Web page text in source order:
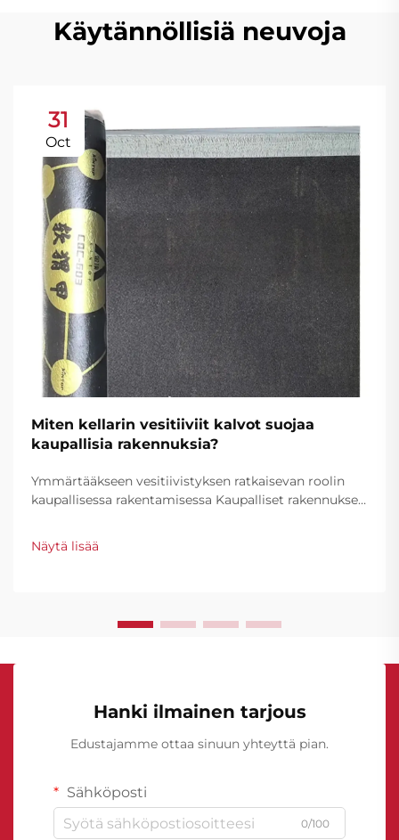
Käytännöllisiä neuvoja
31
Oct
Miten kellarin vesitiiviit kalvot suojaa
kaupallisia rakennuksia?
Ymmärtääkseen vesitiivistyksen ratkaisevan roolin
kaupallisessa rakentamisessa Kaupalliset rakennukset
tehokkaasti vedestä aiheutuvilta vahingoilta,
erityisesti niiden maanpinnan alapuolisilta rakenteilta.
Näytä lisää
Hanki ilmainen tarjous
Edustajamme ottaa sinuun yhteyttä pian.
Sähköposti
0/100